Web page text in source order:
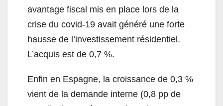
avantage fiscal mis en place lors de la
crise du covid-19 avait généré une forte
hausse de l’investissement résidentiel.
L’acquis est de 0,7 %.
Enfin en Espagne, la croissance de 0,3 %
vient de la demande interne (0,8 pp de